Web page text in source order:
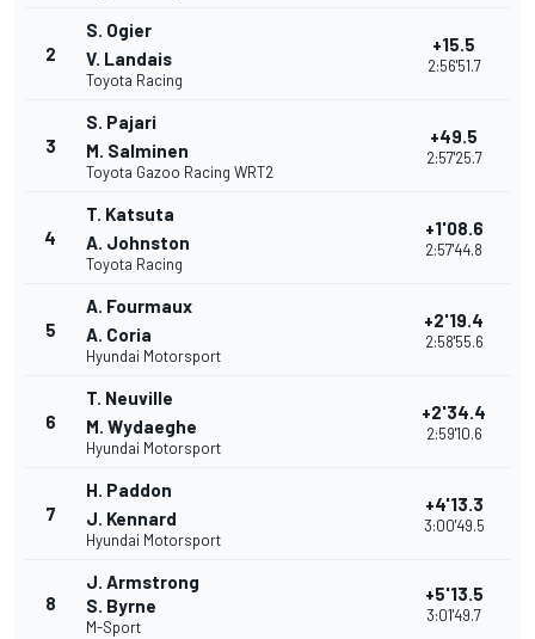
2
S. Ogier
V. Landais
Toyota Racing
+15.5
2:56'51.7
3
S. Pajari
M. Salminen
Toyota Gazoo Racing WRT2
+49.5
2:57'25.7
4
T. Katsuta
A. Johnston
Toyota Racing
+1'08.6
2:57'44.8
5
A. Fourmaux
A. Coria
Hyundai Motorsport
+2'19.4
2:58'55.6
6
T. Neuville
M. Wydaeghe
Hyundai Motorsport
+2'34.4
2:59'10.6
7
H. Paddon
J. Kennard
Hyundai Motorsport
+4'13.3
3:00'49.5
8
J. Armstrong
S. Byrne
M-Sport
+5'13.5
3:01'49.7